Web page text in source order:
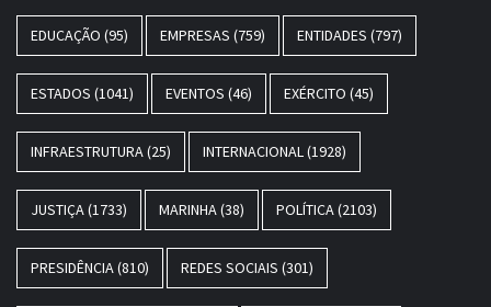
EDUCAÇÃO (95) EMPRESAS (759) ENTIDADES (797)
ESTADOS (1041) EVENTOS (46) EXÉRCITO (45)
INFRAESTRUTURA(25) INTERNACIONAL(1928)
JUSTIÇA(1733) MARINHA(38) POLÍTICA(2103)
PRESIDÊNCIA(810) REDES SOCIAIS (301)